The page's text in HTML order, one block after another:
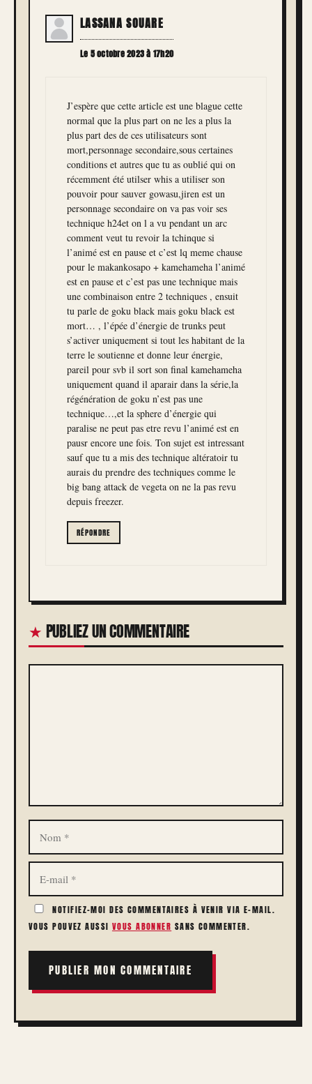
LASSANA SOUARE
Le 5 octobre 2023 à 17h20
J’espère que cette article est une blague cette
normal que la plus part on ne les a plus la
plus part des de ces utilisateurs sont
mort,personnage secondaire,sous certaines
conditions et autres que tu as oublié qui on
récemment été utilser whis a utiliser son
pouvoir pour sauver gowasu,jiren est un
personnage secondaire on va pas voir ses
technique h24et on l a vu pendant un arc
comment veut tu revoir la tchinque si
l’animé est en pause et c’est lq meme chause
pour le makankosapo + kamehameha l’animé
est en pause et c’est pas une technique mais
une combinaison entre 2 techniques , ensuit
tu parle de goku black mais goku black est
mort… , l’épée d’énergie de trunks peut
s’activer uniquement si tout les habitant de la
terre le soutienne et donne leur énergie,
pareil pour svb il sort son final kamehameha
uniquement quand il aparair dans la série,la
régénération de goku n’est pas une
technique…,et la sphere d’énergie qui
paralise ne peut pas etre revu l’animé est en
pausr encore une fois. Ton sujet est intressant
sauf que tu a mis des technique altératoir tu
aurais du prendre des techniques comme le
big bang attack de vegeta on ne la pas revu
depuis freezer.
RÉPONDRE
PUBLIEZ UN COMMENTAIRE
COMMENTAIRE
NOM
E-
MAIL
NOTIFIEZ-MOI DES COMMENTAIRES À VENIR VIA E-MAIL.
VOUS POUVEZ AUSSI VOUS ABONNER SANS COMMENTER.